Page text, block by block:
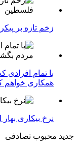
زخم تازه بر
با تمام افرادی
همکاری خواهم
نرخ بیکاری
جدید محبوب تصادفی